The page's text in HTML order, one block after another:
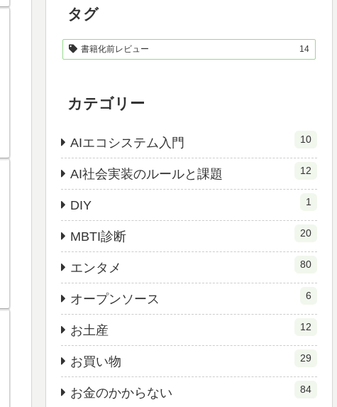
タグ
書籍化前レビュー 14
カテゴリー
AIエコシステム入門 10
AI社会実装のルールと課題 12
DIY 1
MBTI診断 20
エンタメ 80
オープンソース 6
お土産 12
お買い物 29
お金のかからない 84